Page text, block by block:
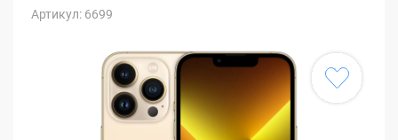
Артикул: 6699